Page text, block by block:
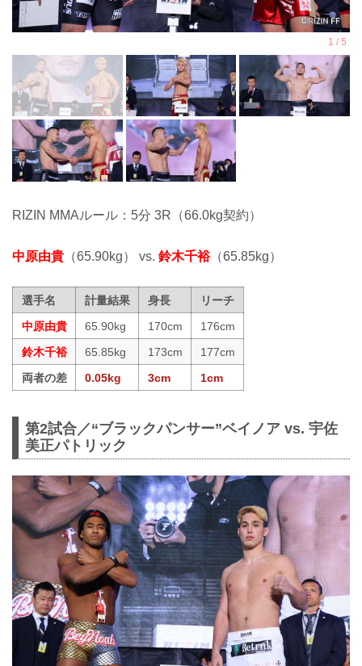
RIZIN MMAルール：5分 3R（66.0kg契約）
中原由貴 （65.90kg） vs. 鈴木千裕（65.85kg）
選手名 計量結果 身長
リーチ
中原由貴
65.90kg 170cm
176cm
鈴木千裕
65.85kg 173cm
177cm
両者の差
0.05kg 3cm 1cm
第2試合／“ブラックパンサー”ベイノア vs. 宇佐
美正パトリック